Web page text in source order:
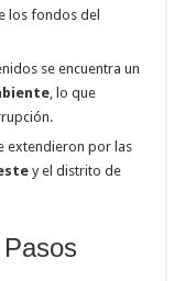
los fondos del
se encuentra un
, lo que
extendieron por las
y el distrito de